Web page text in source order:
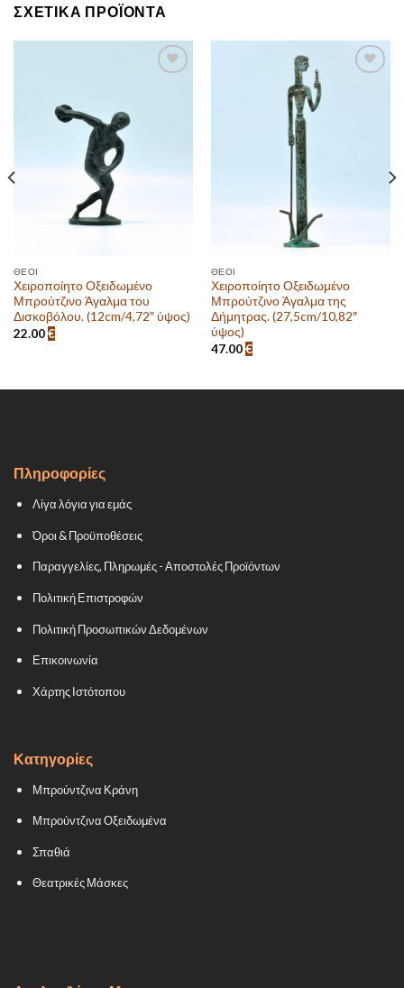
ΣΧΕΤΙΚΆ ΠΡΟΪΌΝΤΑ
ΘΕΟΊ
Χειροποίητο Οξειδωμένο
Μπρούτζινο Άγαλμα του
Δισκοβόλου. (12cm/4,72″ ύψος)
22.00€
ΘΕΟΊ
Χειροποίητο Οξειδωμένο
Μπρούτζινο Άγαλμα της
Δήμητρας. (27,5cm/10,82″
ύψος)
47.00€
Πληροφορίες
Λίγα λόγια για εμάς
Όροι & Προϋποθέσεις
Παραγγελίες, Πληρωμές - Αποστολές Προϊόντων
Πολιτική Επιστροφών
Πολιτική Προσωπικών Δεδομένων
Επικοινωνία
Χάρτης Ιστότοπου
Κατηγορίες
Μπρούντζινα Κράνη
Μπρούντζινα Οξειδωμένα
Σπαθιά
Θεατρικές Μάσκες